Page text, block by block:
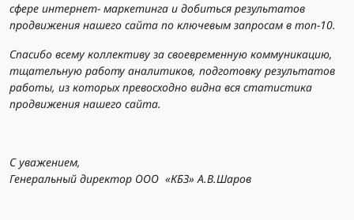
сфере интернет- маркетинга и добиться результатов
продвижения нашего сайта по ключевым запросам в топ-10.
Спасибо всему коллективу за своевременную коммуникацию,
тщательную работу аналитиков, подготовку результатов
работы, из которых превосходно видна вся статистика
продвижения нашего сайта.
С уважением,
Генеральный директор ООО «КБЗ» А.В.Шаров